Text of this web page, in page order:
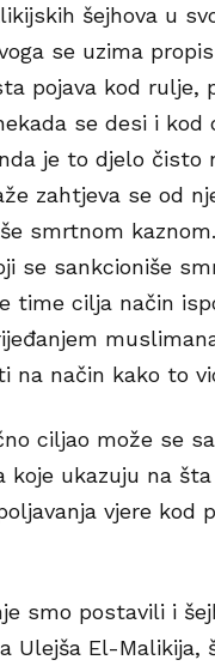
šejhova u
se uzima
pojava kod rulje,
se desi i
je to djelo čisto
zahtjeva se od
smrtnom
se sankcioniše
time cilja način
na način kako to
ciljao može se
koje ukazuju na
vjere kod
smo postavili i
Ulejša El-Malikija,